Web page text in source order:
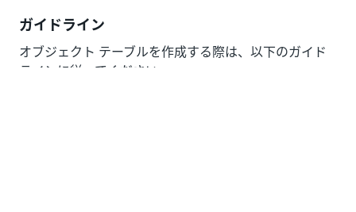
ガイドライン
オブジェクト テーブルを作成する際は、以下のガイド
ラインに従ってください。